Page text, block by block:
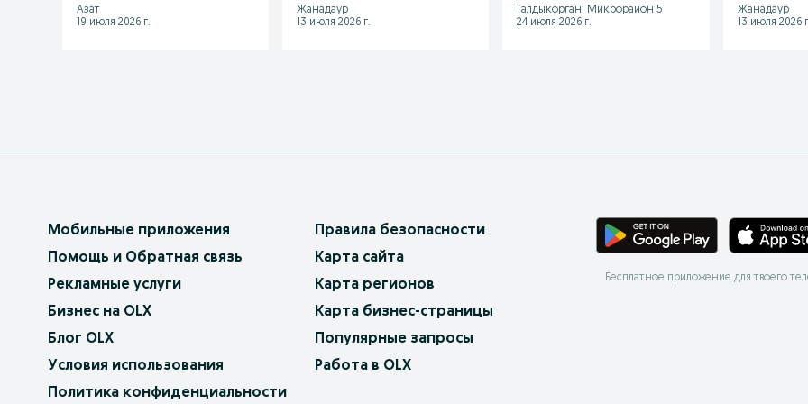
Азат
19 июля 2026 г.
Жанадаур
13 июля 2026 г.
Талдыкорган, Микрорайон 5
24 июля 2026 г.
Жанадаур
13 июля 2026
Мобильные приложения
Помощь и Обратная связь
Рекламные услуги
Бизнес на OLX
Блог OLX
Условия использования
Политика конфиденциальности
Правила безопасности
Карта сайта
Карта регионов
Карта бизнес-страницы
Популярные запросы
Работа в OLX
Бесплатное приложение для твоего